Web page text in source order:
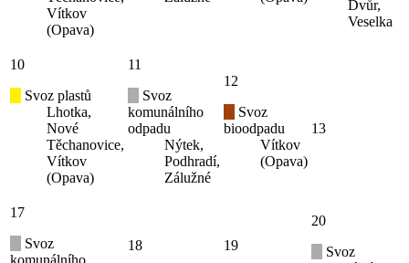
Vítkov
(Opava)
Dvůr,
Veselka
10
Svoz plastů
Lhotka,
Nové
Těchanovice,
Vítkov
(Opava)
11
Svoz
komunálního
odpadu
Nýtek,
Podhradí,
Zálužné
12
Svoz
bioodpadu
Vítkov
(Opava)
13
17
Svoz
18
19
20
Svoz